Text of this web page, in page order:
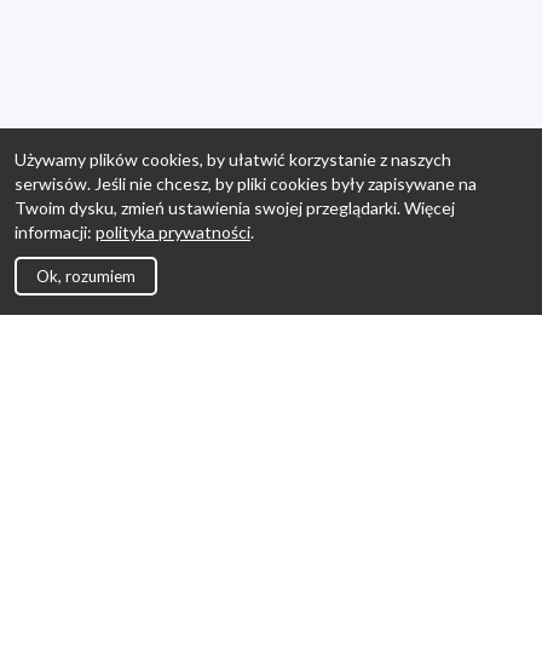
Używamy plików cookies, by ułatwić korzystanie z naszych
serwisów. Jeśli nie chcesz, by pliki cookies były zapisywane na
Twoim dysku, zmień ustawienia swojej przeglądarki. Więcej
informacji: polityka prywatności.
Ok, rozumiem